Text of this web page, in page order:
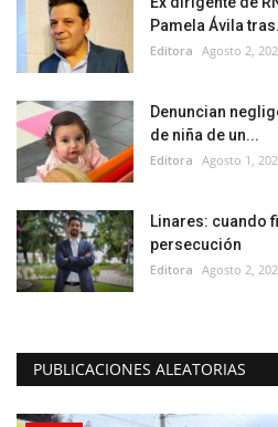
Pamela Ávila
Editora Agosto 2,
Denuncian
de niña de un...
Editora Agosto 1,
Linares: cuando
persecución
Editora Agosto 2,
PUBLICACIONES ALEATORIAS